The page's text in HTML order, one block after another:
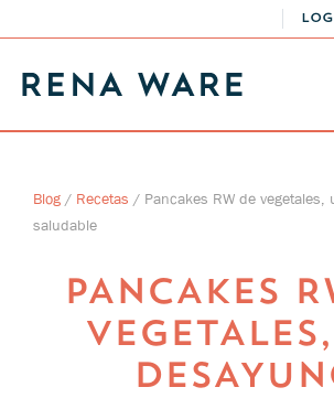
Blog / Recetas / Pancakes RW de vegetales,
saludable
PANCAKES